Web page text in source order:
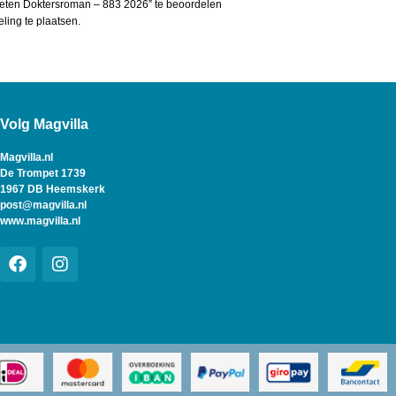
Doktersroman – 883 2026” te beoordelen
te plaatsen.
Volg Magvilla
Magvilla.nl
De Trompet 1739
1967 DB Heemskerk
post@magvilla.nl
www.magvilla.nl